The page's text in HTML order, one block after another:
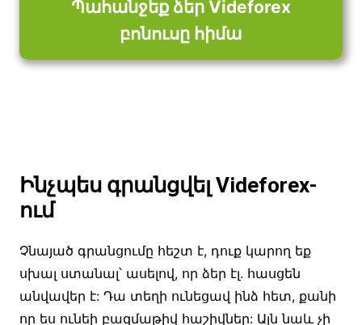
Պահանջեք ձեր Videforex
բոնուսը հիմա
Ինչպես գրանցվել Videforex-
ում
Չնայած գրանցումը հեշտ է, դուք կարող եք
սխալ ստանալ՝ ասելով, որ ձեր էլ. հասցեն
անվավեր է: Դա տեղի ունեցավ ինձ հետ, քանի
որ ես ունեի բազմաթիվ հաշիվներ: Այն նաև չի